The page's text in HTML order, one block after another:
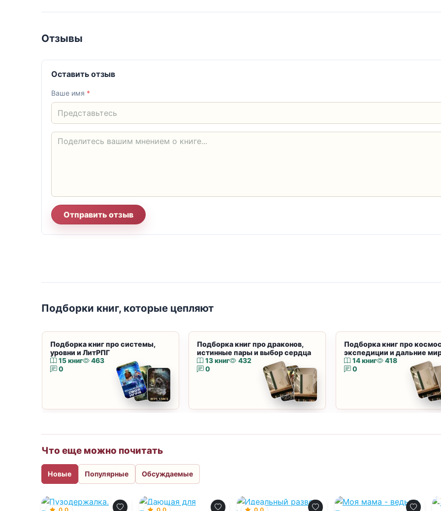
Отзывы
Оставить отзыв
Ваше имя *
Отправить отзыв
Подборки книг, которые цепляют
Подборка книг про системы,
уровни и ЛитРПГ
15 книг
463
0
Подборка книг про драконов,
истинные пары и выбор сердца
13 книг
432
0
Подборка книг про
экспедиции и дальние
14 книг
418
0
Что еще можно почитать
Новые Популярные Обсуждаемые